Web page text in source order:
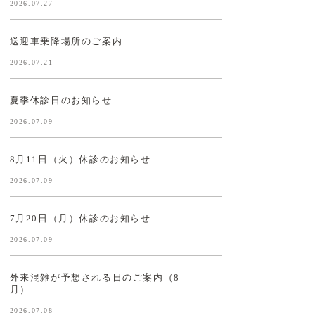
2026.07.27
送迎車乗降場所のご案内
2026.07.21
夏季休診日のお知らせ
2026.07.09
8月11日（火）休診のお知らせ
2026.07.09
7月20日（月）休診のお知らせ
2026.07.09
外来混雑が予想される日のご案内（8
月）
2026.07.08